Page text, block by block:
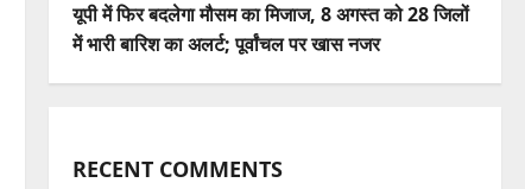
यूपी में फिर बदलेगा मौसम का मिजाज, 8 अगस्त को 28 जिलों
में भारी बारिश का अलर्ट; पूर्वांचल पर खास नजर
RECENT COMMENTS